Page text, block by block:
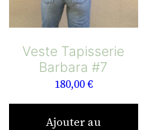
Veste Tapisserie
Barbara #7
180,00€
Ajouter au